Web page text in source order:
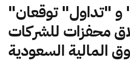
Search Search AI
Suggestions
"الزكاة والدخل" و "تداول" توقعان
محفزات للشركات
المالية السعودية